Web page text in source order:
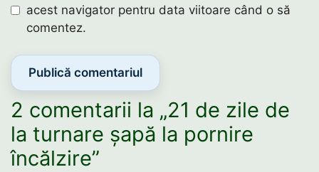
acest navigator pentru data viitoare când o să
comentez.
2 comentarii la „21 de zile de
la turnare șapă la pornire
încălzire”